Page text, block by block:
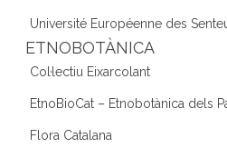
Université Européenne des
ETNOBOTÀNICA
Col·lectiu Eixarcolant
EtnoBioCat – Etnobotànica dels
Flora Catalana